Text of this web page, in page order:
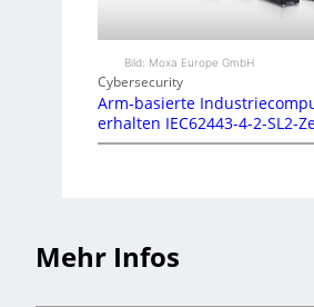
Bild: Moxa Europe GmbH
Cybersecurity
Arm-basierte
erhalten IEC62443-4-2-SL2-
Mehr Infos